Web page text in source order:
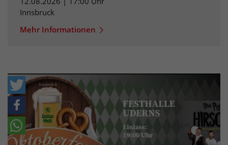
Innsbruck
Mehr Informationen